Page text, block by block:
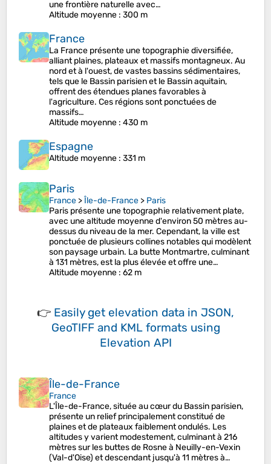
une frontière naturelle avec…
Altitude moyenne : 300 m
France
La France présente une topographie diversifiée,
alliant plaines, plateaux et massifs montagneux. Au
nord et à l'ouest, de vastes bassins sédimentaires,
tels que le Bassin parisien et le Bassin aquitain,
offrent des étendues planes favorables à
l'agriculture. Ces régions sont ponctuées de
massifs…
Altitude moyenne : 430 m
Espagne
Altitude moyenne : 331 m
Paris
France >Île-de-France > Paris
Paris présente une topographie relativement plate,
avec une altitude moyenne d'environ 50 mètres au-
dessus du niveau de la mer. Cependant, la ville est
ponctuée de plusieurs collines notables qui modèlent
son paysage urbain. La butte Montmartre, culminant
à 131 mètres, est la plus élevée et offre une…
Altitude moyenne : 62 m
👉 Easily get elevation data in JSON,
GeoTIFF and KML formats using
Elevation API
Île-de-France
France
L'Île-de-France, située au cœur du Bassin parisien,
présente un relief principalement constitué de
plaines et de plateaux faiblement ondulés. Les
altitudes y varient modestement, culminant à 216
mètres sur les buttes de Rosne à Neuilly-en-Vexin
(Val-d'Oise) et descendant jusqu'à 11 mètres à…